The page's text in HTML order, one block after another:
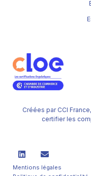
Créées par CCI
certifier les
Mentions légales